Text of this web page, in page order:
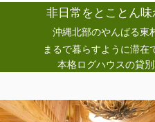
非日常をとことん味
沖縄北部のやんばる東
まるで暮らすように滞在
本格ログハウスの貸